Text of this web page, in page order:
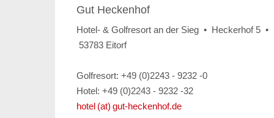
Gut Heckenhof
Hotel- & Golfresort an der Sieg • Heckerhof 5 •
53783 Eitorf
Golfresort: +49 (0)2243 - 9232 -0
Hotel: +49 (0)2243 - 9232 -32
hotel (at) gut-heckenhof.de